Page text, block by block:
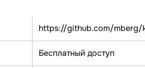
https://github.com/mberg/
Бесплатный доступ